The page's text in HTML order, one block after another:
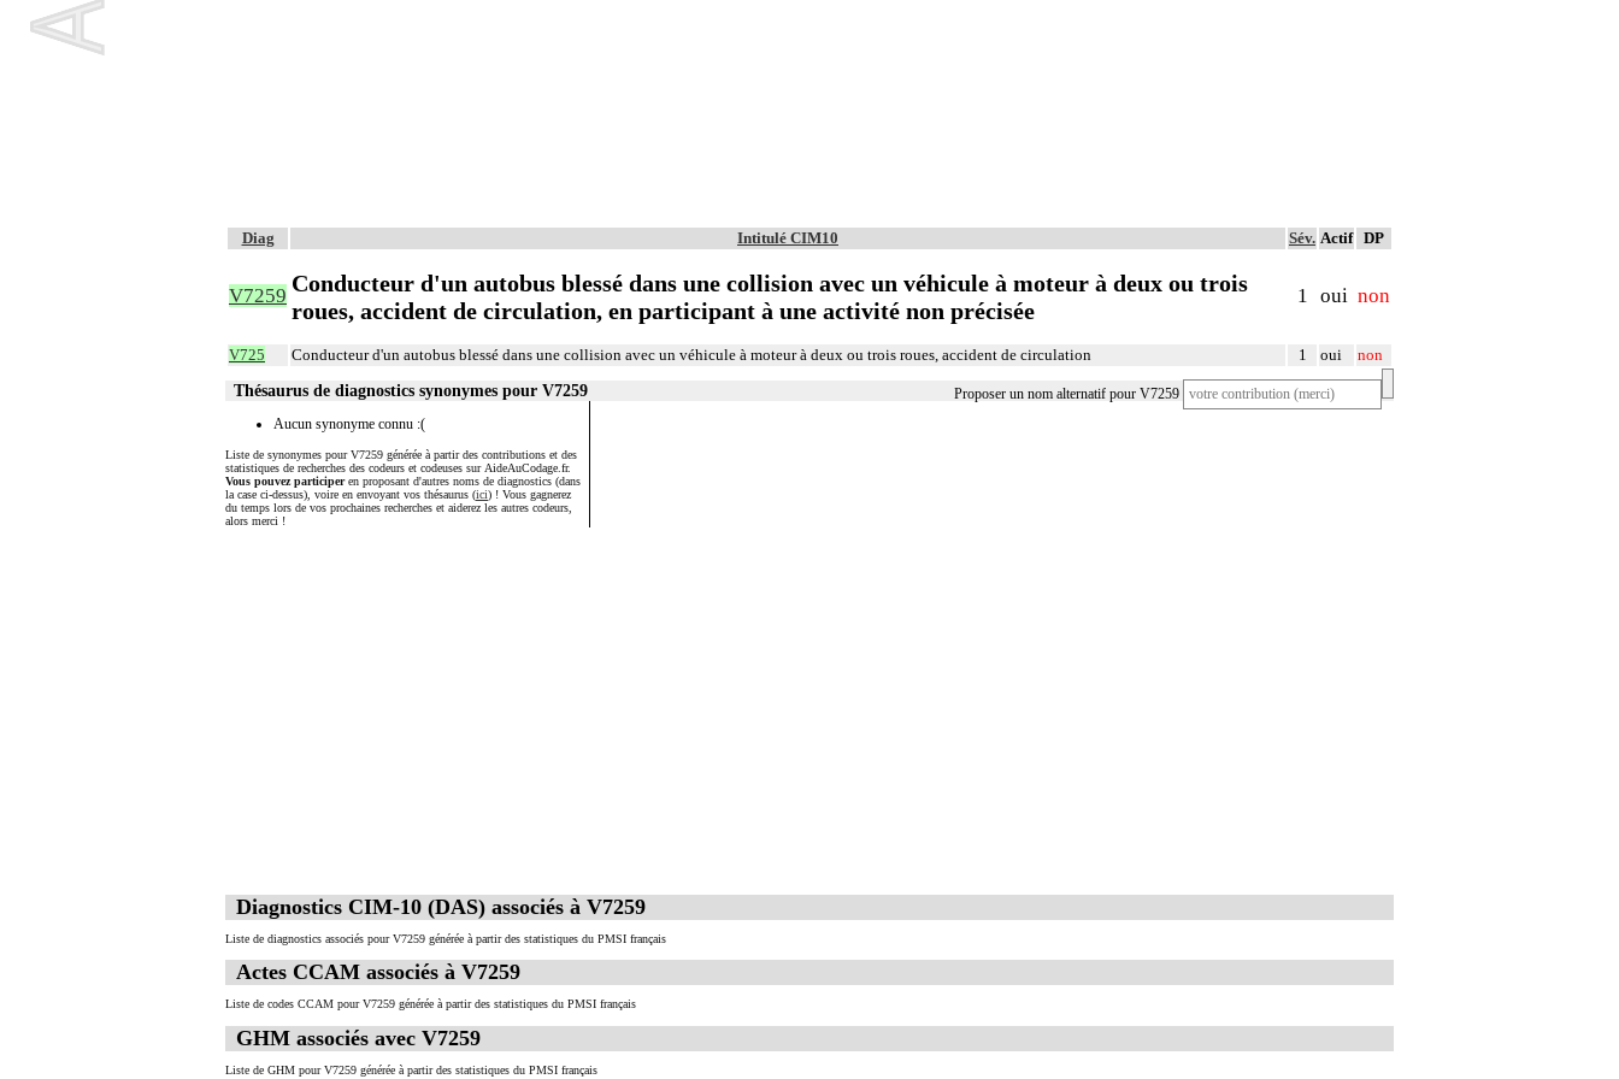
Diag Intitulé CIM10 Sév. Actif DP
V7259 Conducteur d'un autobus blessé dans une collision avec un véhicule à moteur à deux ou trois
roues, accident de circulation, en participant à une activité non précisée
1 oui non
V725 Conducteur d'un autobus blessé dans une collision avec un véhicule à moteur à deux ou trois roues, accident de circulation 1 oui non
Proposer un nom alternatif pour V7259
Thésaurus de diagnostics synonymes pour V7259
Aucun synonyme connu :(
Liste de synonymes pour V7259 générée à partir des contributions et des
statistiques de recherches des codeurs et codeuses sur AideAuCodage.fr.
Vous pouvez participeren proposant d'autres noms de diagnostics (dans
la case ci-dessus), voire en envoyant vos thésaurus (ici) ! Vous gagnerez
du temps lors de vos prochaines recherches et aiderez les autres codeurs,
alors merci !
Diagnostics CIM-10 (DAS) associés à V7259
Liste de diagnostics associés pour V7259 générée à partir des statistiques du PMSI français
Actes CCAM associés à V7259
Liste de codes CCAM pour V7259 générée à partir des statistiques du PMSI français
GHM associés avec V7259
Liste de GHM pour V7259 générée à partir des statistiques du PMSI français